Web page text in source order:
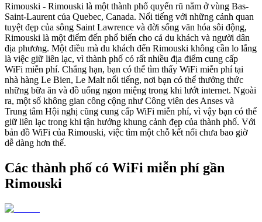
Rimouski - Rimouski là một thành phố quyến rũ nằm ở vùng Bas-
Saint-Laurent của Quebec, Canada. Nổi tiếng với những cảnh quan
tuyệt đẹp của sông Saint Lawrence và đời sống văn hóa sôi động,
Rimouski là một điểm đến phổ biến cho cả du khách và người dân
địa phương. Một điều mà du khách đến Rimouski không cần lo lắng
là việc giữ liên lạc, vì thành phố có rất nhiều địa điểm cung cấp
WiFi miễn phí. Chẳng hạn, bạn có thể tìm thấy WiFi miễn phí tại
nhà hàng Le Bien, Le Malt nổi tiếng, nơi bạn có thể thưởng thức
những bữa ăn và đồ uống ngon miệng trong khi lướt internet. Ngoài
ra, một số không gian công cộng như Công viên des Anses và
Trung tâm Hội nghị cũng cung cấp WiFi miễn phí, vì vậy bạn có thể
giữ liên lạc trong khi tận hưởng khung cảnh đẹp của thành phố. Với
bản đồ WiFi của Rimouski, việc tìm một chỗ kết nối chưa bao giờ
dễ dàng hơn thế.
Các thành phố có WiFi miễn phí gần
Rimouski